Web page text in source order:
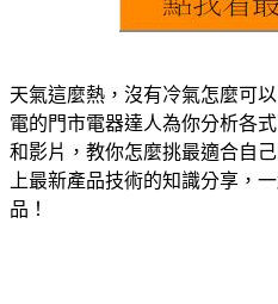
天氣這麼熱，沒有冷氣怎麼可
電的門市電器達人為你分析各
和影片，教你怎麼挑最適合自
上最新產品技術的知識分享，
品！